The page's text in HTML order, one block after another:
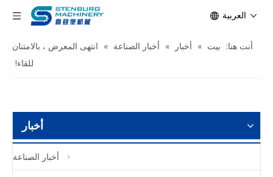
العربية
أنت هنا: بيت » أخبار » أخبار الصناعة » انتهى المعرض ، بالامتنان
للقاء!
أخبار
أخبار الصناعة